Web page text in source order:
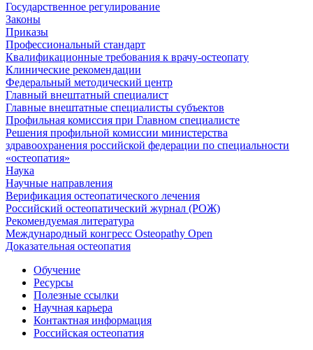
Государственное регулирование
Законы
Приказы
Профессиональный стандарт
Квалификационные требования к врачу-остеопату
Клинические рекомендации
Федеральный методический центр
Главный внештатный специалист
Главные внештатные специалисты субъектов
Профильная комиссия при Главном специалисте
Решения профильной комиссии министерства
здравоохранения российской федерации по специальности
«остеопатия»
Наука
Научные направления
Верификация остеопатического лечения
Российский остеопатический журнал (РОЖ)
Рекомендуемая литература
Международный конгресс Osteopathy Open
Доказательная остеопатия
Обучение
Ресурсы
Полезные ссылки
Научная карьера
Контактная информация
Российская остеопатия